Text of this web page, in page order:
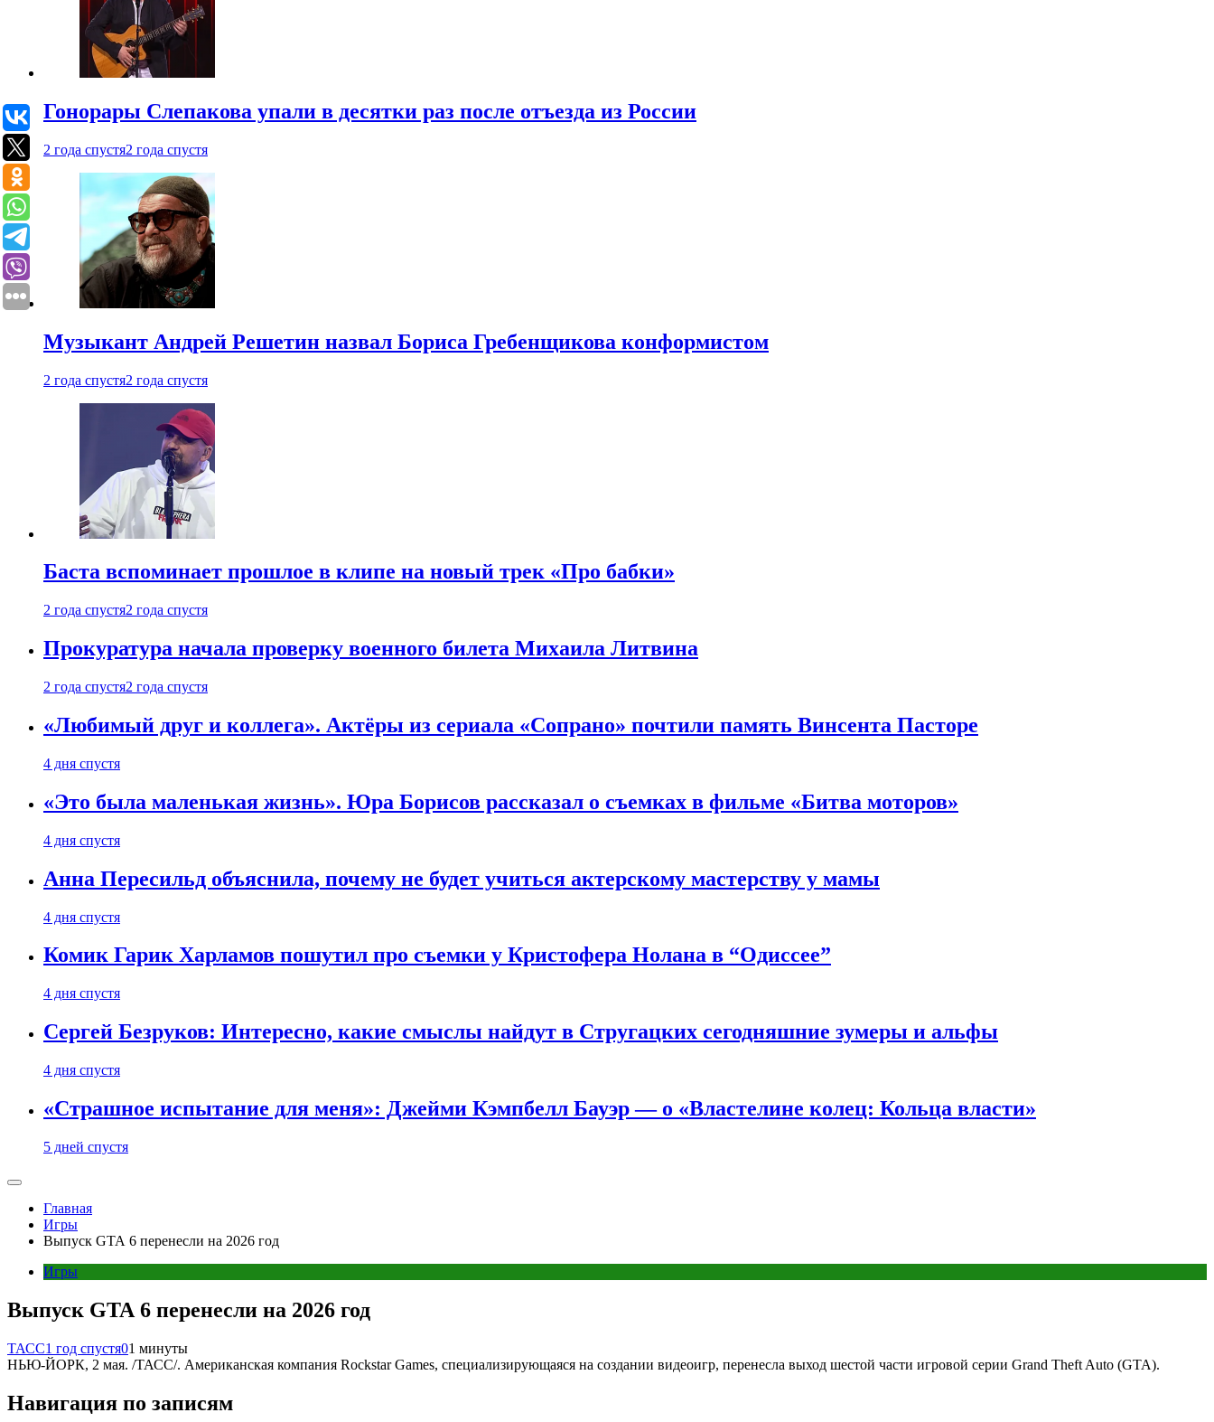
Гонорары Слепакова упали в десятки раз после отъезда из России
2 года спустя2 года спустя
Музыкант Андрей Решетин назвал Бориса Гребенщикова конформистом
2 года спустя2 года спустя
Баста вспоминает прошлое в клипе на новый трек «Про бабки»
2 года спустя2 года спустя
Прокуратура начала проверку военного билета Михаила Литвина
2 года спустя2 года спустя
«Любимый друг и коллега». Актёры из сериала «Сопрано» почтили память Винсента Пасторе
4 дня спустя
«Это была маленькая жизнь». Юра Борисов рассказал о съемках в фильме «Битва моторов»
4 дня спустя
Анна Пересильд объяснила, почему не будет учиться актерскому мастерству у мамы
4 дня спустя
Комик Гарик Харламов пошутил про съемки у Кристофера Нолана в “Одиссее”
4 дня спустя
Сергей Безруков: Интересно, какие смыслы найдут в Стругацких сегодняшние зумеры и альфы
4 дня спустя
«Страшное испытание для меня»: Джейми Кэмпбелл Бауэр — о «Властелине колец: Кольца власти»
5 дней спустя
Главная
Игры
Выпуск GTA 6 перенесли на 2026 год
Игры
Выпуск GTA 6 перенесли на 2026 год
ТАСС1 год спустя01 минуты
НЬЮ-ЙОРК, 2 мая. /ТАСС/. Американская компания Rockstar Games, специализирующаяся на создании видеоигр, перенесла выход шестой части игровой серии Grand Theft Auto (GTA).
Навигация по записям